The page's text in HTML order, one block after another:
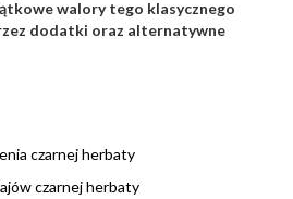
walory tego klasycznego
dodatki oraz alternatywne
czarnej herbaty
czarnej herbaty